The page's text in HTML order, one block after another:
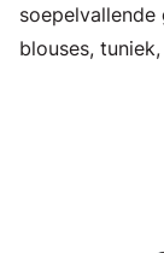
blouses,